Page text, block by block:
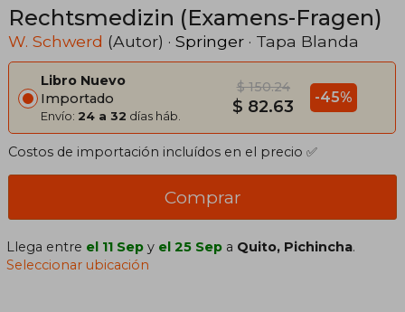
Rechtsmedizin (Examens-Fragen)
W. Schwerd (Autor) · Springer · Tapa Blanda
Libro Nuevo
Importado
Envío: 24 a 32 días háb.
$ 150.24
$ 82.63 -45%
Costos de importación incluídos en el precio ✅
Comprar
Llega entre el 11 Sep y el 25 Sep a Quito, Pichincha.
Seleccionar ubicación